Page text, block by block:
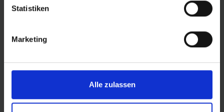
Statistiken
Marketing
Alle zulassen
406. Little Joe is veilig. De K-Guard en het 50 EPI karkas
DETAILS / PRODUCTGEGEVENS
BEOORDELINGEN